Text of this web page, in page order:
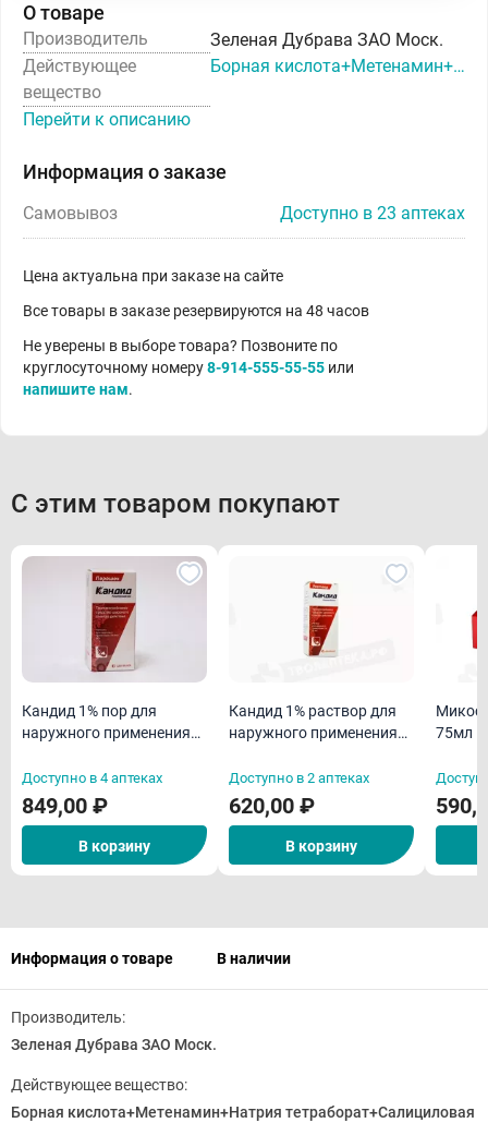
О товаре
Производитель
Зеленая Дубрава ЗАО Моск.
Действующее
вещество
Борная кислота+Метенамин+Натрия тетраборат+Салициловая кислота+Свинца ацетат+Тальк+Формальдегид+Цинк
Перейти к описанию
Информация о заказе
Самовывоз Доступно в 23 аптеках
Цена актуальна при заказе на сайте
Все товары в заказе резервируются на 48 часов
Не уверены в выборе товара? Позвоните по
круглосуточному номеру8-914-555-55-55 или
напишите нам.
С этим товаром покупают
Кандид 1% пор для
наружного применения
Доступно в 4 аптеках
849,00 ₽
В корзину
Кандид 1% раствор для
наружного применения
Доступно в 2 аптеках
620,00 ₽
В корзину
75мл
Информация о товаре В наличии
Производитель:
Зеленая Дубрава ЗАО Моск.
Действующее вещество:
Борная кислота+Метенамин+Натрия тетраборат+Салициловая